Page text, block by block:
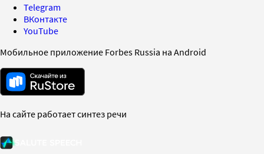
Telegram
ВКонтакте
YouTube
Мобильное приложение Forbes Russia на Android
На сайте работает синтез речи